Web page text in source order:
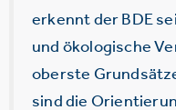
erkennt der BDE
und ökologische
oberste
sind die